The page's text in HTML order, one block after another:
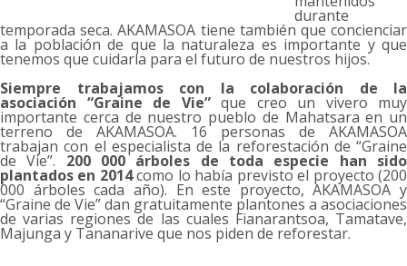
durante
temporada seca. AKAMASOA tiene también que concienciar
a la población de que la naturaleza es importante y que
tenemos que cuidarla para el futuro de nuestros hijos.
Siempre trabajamos con la colaboración de la
asociación “Graine de Vie”que creo un vivero muy
importante cerca de nuestro pueblo de Mahatsara en un
terreno de AKAMASOA. 16 personas de AKAMASOA
trabajan con el especialista de la reforestación de “Graine
de Vie”. 200 000 árboles de toda especie han sido
plantados en 2014como lo había previsto el proyecto (200
000 árboles cada año). En este proyecto, AKAMASOA y
“Graine de Vie” dan gratuitamente plantones a asociaciones
de varias regiones de las cuales Fianarantsoa, Tamatave,
Majunga y Tananarive que nos piden de reforestar.